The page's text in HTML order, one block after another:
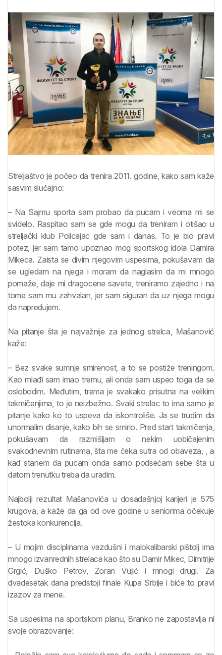
Streljaštvo je počeo da trenira 2011. godine, kako sam kaže
sasvim slučajno:
– Na Sajmu sporta sam probao da pucam i veoma mi se
svidelo. Raspitao sam se gde mogu da treniram i otišao u
streljački klub Policajac gde sam i danas. To je bio pravi
potez, jer sam tamo upoznao mog sportskog idola Damira
Mikeca. Zaista se divim njegovim uspesima, pokušavam da
se ugledam na njega i moram da naglasim da mi mnogo
pomaže, daje mi dragocene savete, treniramo zajedno i na
tome sam mu zahvalan, jer sam siguran da uz njega mogu
da napredujem.
Na pitanje šta je najvažnije za jednog strelca, Mašanović
kaže:
– Bez svake sumnje smirenost, a to se postiže treningom.
Kao mlađi sam imao tremu, ali onda sam uspeo toga da se
oslobodim. Međutim, trema je svakako prisutna na velikim
takmičenjima, to je neizbežno. Svaki strelac to ima samo je
pitanje kako ko to uspeva da iskontroliše. Ja se trudim da
unormalim disanje, kako bih se smirio. Pred start takmičenja,
pokušavam da razmišljam o nekim uobičajenim
svakodnevnim rutinama, šta me čeka sutra od obaveza, , a
kad stanem da pucam onda samo podsećam sebe šta u
datom trenutku treba da uradim.
Najbolji rezultat Mašanovića u dosadašnjoj karijeri je 575
krugova, a kaže da ga od ove godine u seniorima očekuje
žestoka konkurencija.
– U mojim disciplinama vazdušni i malokalibarski pištolj ima
mnogo izvanrednih strelaca kao što su Damir Mikec, Dimitrije
Grgić, Duško Petrov, Zoran Vujić i mnogi drugi. Za
dvadesetak dana predstoji finale Kupa Srbije i biće to pravi
izazov za mene.
Sa uspesima na sportskom planu, Branko ne zapostavlja ni
svoje obrazovanje: